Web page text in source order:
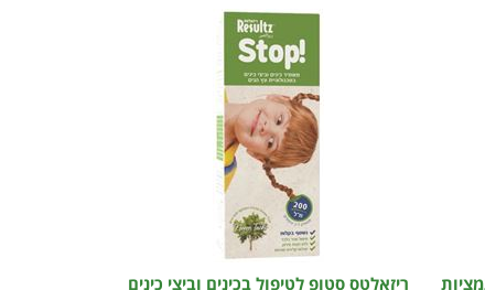
ריזאלטס סטופ לטיפול בכינים וביצי כינים